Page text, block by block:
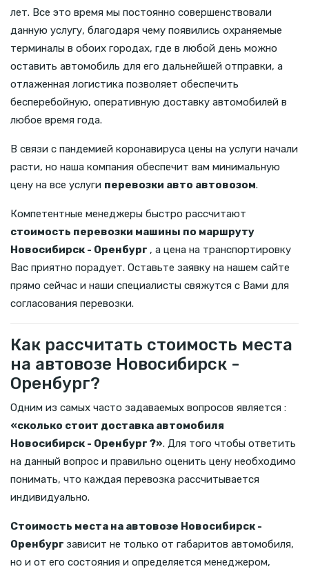
лет. Все это время мы постоянно совершенствовали
данную услугу, благодаря чему появились охраняемые
терминалы в обоих городах, где в любой день можно
оставить автомобиль для его дальнейшей отправки, а
отлаженная логистика позволяет обеспечить
бесперебойную, оперативную доставку автомобилей в
любое время года.
В связи с пандемией коронавируса цены на услуги начали
расти, но наша компания обеспечит вам минимальную
цену на все услуги перевозки авто автовозом.
Компетентные менеджеры быстро рассчитают
стоимость перевозки машины по маршруту
Новосибирск - Оренбург , а цена на транспортировку
Вас приятно порадует. Оставьте заявку на нашем сайте
прямо сейчас и наши специалисты свяжутся с Вами для
согласования перевозки.
Как рассчитать стоимость места
на автовозе Новосибирск -
Оренбург?
Одним из самых часто задаваемых вопросов является :
«сколько стоит доставка автомобиля
Новосибирск - Оренбург ?». Для того чтобы ответить
на данный вопрос и правильно оценить цену необходимо
понимать, что каждая перевозка рассчитывается
индивидуально.
Стоимость места на автовозе Новосибирск -
Оренбург зависит не только от габаритов автомобиля,
но и от его состояния и определяется менеджером,